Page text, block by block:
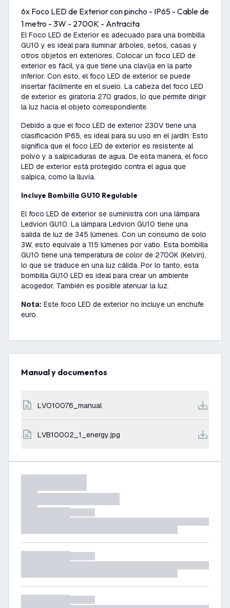
6x Foco LED de Exterior con pincho - IP65 - Cable de
1 metro - 3W - 2700K - Antracita
El Foco LED de Exterior es adecuado para una bombilla
GU10 y es ideal para iluminar árboles, setos, casas y
otros objetos en exteriores. Colocar un foco LED de
exterior es fácil, ya que tiene una clavija en la parte
inferior. Con esto, el foco LED de exterior se puede
insertar fácilmente en el suelo. La cabeza del foco LED
de exterior es giratoria 270 grados, lo que permite dirigir
la luz hacia el objeto correspondiente.
Debido a que el foco LED de exterior 230V tiene una
clasificación IP65, es ideal para su uso en el jardín. Esto
significa que el foco LED de exterior es resistente al
polvo y a salpicaduras de agua. De esta manera, el foco
LED de exterior está protegido contra el agua que
salpica, como la lluvia.
Incluye Bombilla GU10 Regulable
El foco LED de exterior se suministra con una lámpara
Ledvion GU10. La lámpara Ledvion GU10 tiene una
salida de luz de 345 lúmenes. Con un consumo de solo
3W, esto equivale a 115 lúmenes por vatio. Esta bombilla
GU10 tiene una temperatura de color de 2700K (Kelvin),
lo que se traduce en una luz cálida. Por lo tanto, esta
bombilla GU10 LED es ideal para crear un ambiente
acogedor. También es posible atenuar la luz.
Nota: Este foco LED de exterior no incluye un enchufe
euro.
Manual y documentos
LVO10076_manual
LVB10002_1_energy.jpg